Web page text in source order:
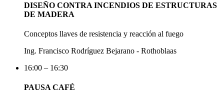
DISEÑO CONTRA INCENDIOS DE ESTRUCTURAS
DE MADERA
Conceptos llaves de resistencia y reacción al fuego
Ing. Francisco Rodríguez Bejarano - Rothoblaas
16:00 – 16:30
PAUSA CAFÉ